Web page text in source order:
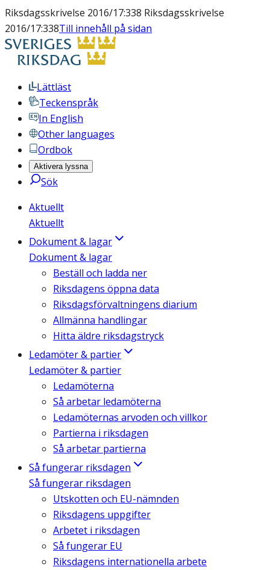
Riksdagsskrivelse 2016/17:338 Riksdagsskrivelse
2016/17:338Till innehåll på sidan
Lättläst
Teckenspråk
In English
Other languages
Ordbok
Aktivera lyssna
Sök
Aktuellt
Aktuellt
Dokument & lagar
Dokument & lagar
Beställ och ladda ner
Riksdagens öppna data
Riksdagsförvaltningens diarium
Allmänna handlingar
Hitta äldre riksdagstryck
Ledamöter & partier
Ledamöter & partier
Ledamöterna
Så arbetar ledamöterna
Ledamöternas arvoden och villkor
Partierna i riksdagen
Så arbetar partierna
Så fungerar riksdagen
Så fungerar riksdagen
Utskotten och EU-nämnden
Riksdagens uppgifter
Arbetet i riksdagen
Så fungerar EU
Riksdagens internationella arbete